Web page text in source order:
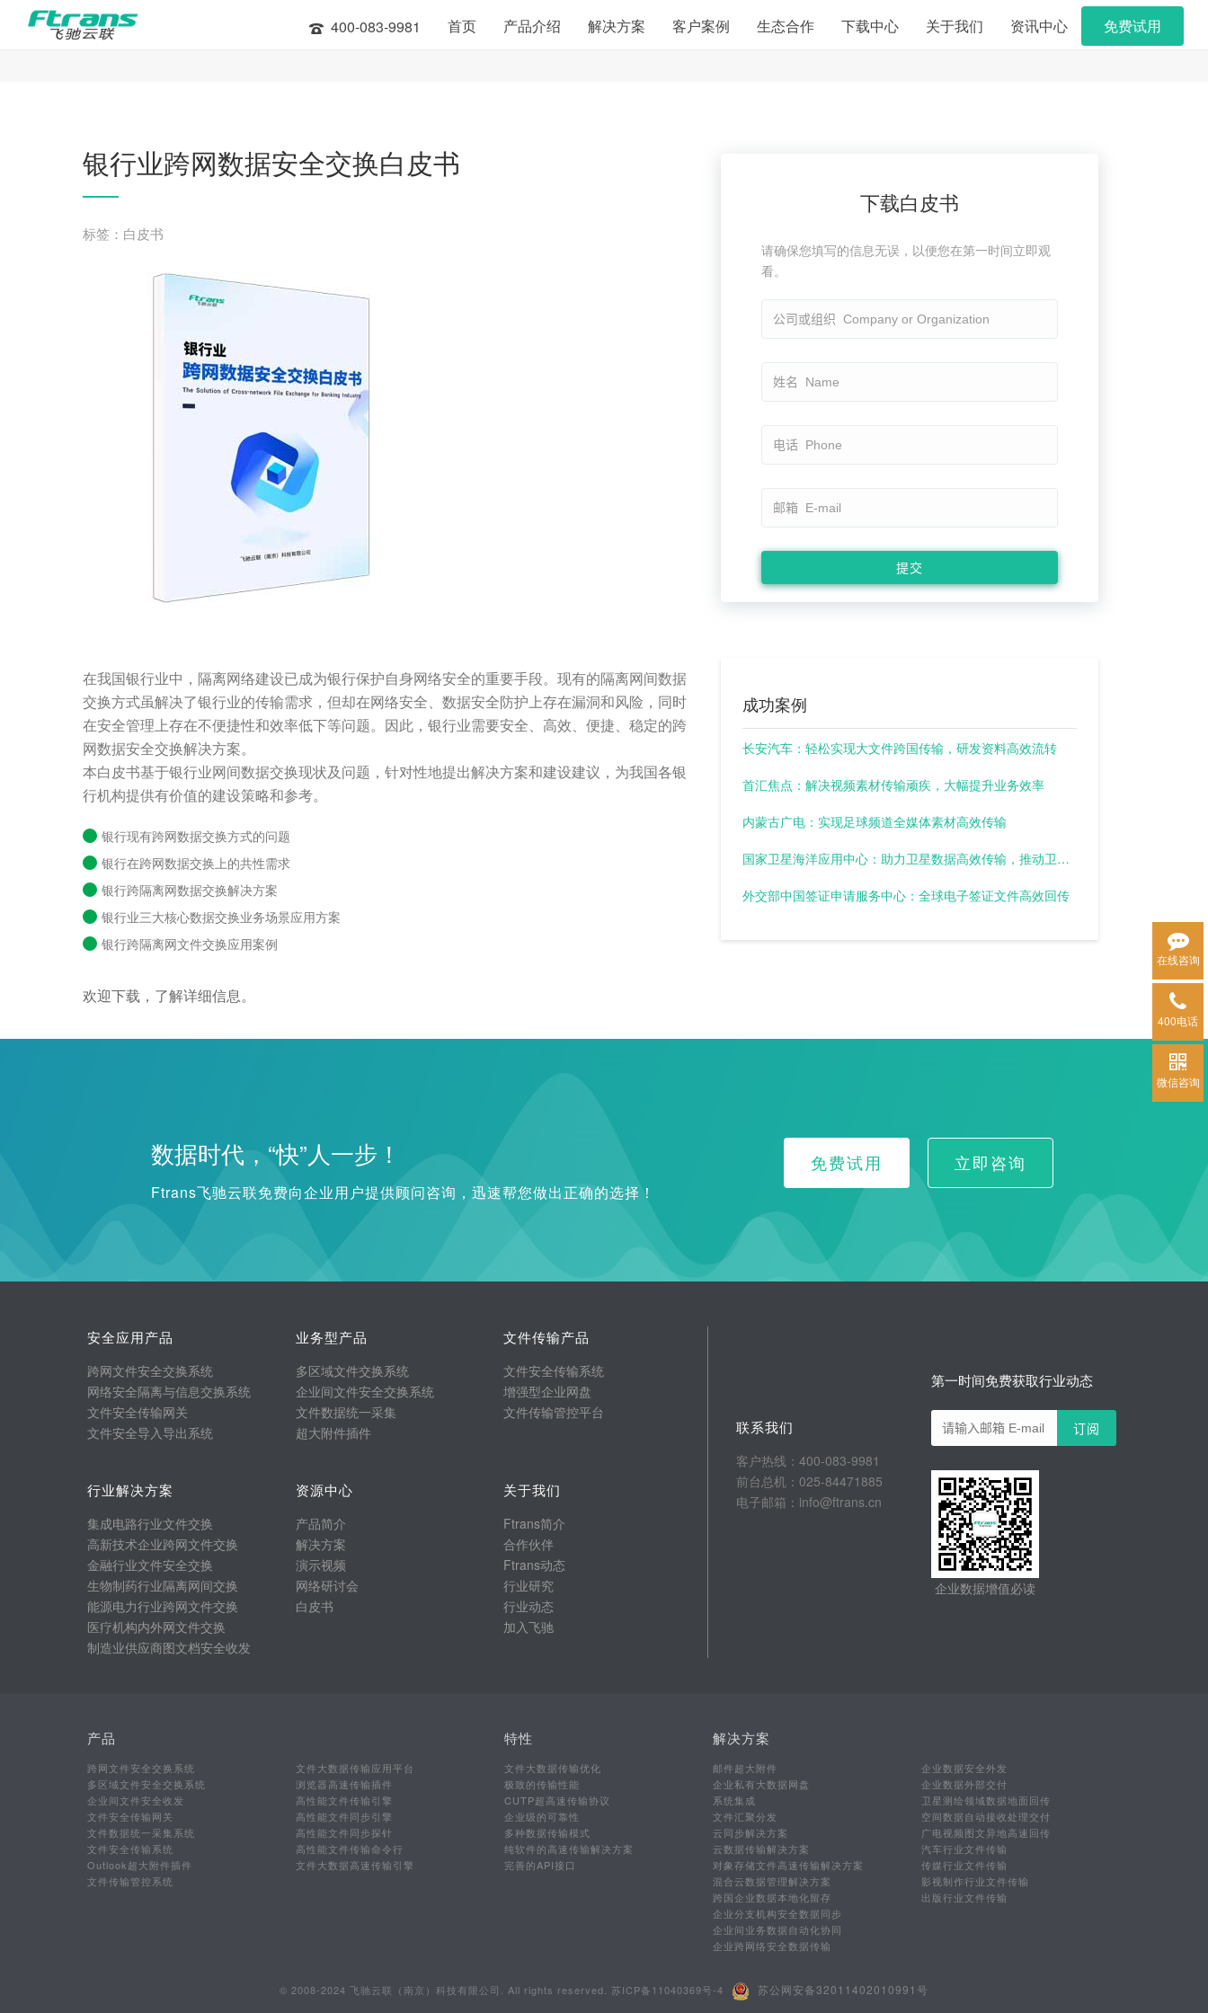
400-083-9981 首页 产品介绍 解决方案 客户案例 生态合作 下载中心 关于我们 资讯中心 免费试用
银行业跨网数据安全交换白皮书
标签：白皮书
下载白皮书
请确保您填写的信息无误，以便您在第一时间立即观
看。
在我国银行业中，隔离网络建设已成为银行保护自身网络安全的重要手段。现有的隔离网间数据
交换方式虽解决了银行业的传输需求，但却在网络安全、数据安全防护上存在漏洞和风险，同时
在安全管理上存在不便捷性和效率低下等问题。因此，银行业需要安全、高效、便捷、稳定的跨
网数据安全交换解决方案。
本白皮书基于银行业网间数据交换现状及问题，针对性地提出解决方案和建设建议，为我国各银
行机构提供有价值的建设策略和参考。
银行现有跨网数据交换方式的问题
银行在跨网数据交换上的共性需求
银行跨隔离网数据交换解决方案
银行业三大核心数据交换业务场景应用方案
银行跨隔离网文件交换应用案例
欢迎下载，了解详细信息。
成功案例
长安汽车：轻松实现大文件跨国传输，研发资料高效流转
首汇焦点：解决视频素材传输顽疾，大幅提升业务效率
内蒙古广电：实现足球频道全媒体素材高效传输
国家卫星海洋应用中心：助力卫星数据高效传输，推动卫星应用快速发展
外交部中国签证申请服务中心：全球电子签证文件高效回传
数据时代，“快”人一步！
Ftrans飞驰云联免费向企业用户提供顾问咨询，迅速帮您做出正确的选择！
免费试用 立即咨询
在线咨询
400电话
微信咨询
安全应用产品
跨网文件安全交换系统
网络安全隔离与信息交换系统
文件安全传输网关
文件安全导入导出系统
业务型产品
多区域文件交换系统
企业间文件安全交换系统
文件数据统一采集
超大附件插件
文件传输产品
文件安全传输系统
增强型企业网盘
文件传输管控平台
行业解决方案
集成电路行业文件交换
高新技术企业跨网文件交换
金融行业文件安全交换
生物制药行业隔离网间交换
能源电力行业跨网文件交换
医疗机构内外网文件交换
制造业供应商图文档安全收发
资源中心
产品简介
解决方案
演示视频
网络研讨会
白皮书
关于我们
Ftrans简介
合作伙伴
Ftrans动态
行业研究
行业动态
加入飞驰
联系我们
客户热线：400-083-9981
前台总机：025-84471885
电子邮箱：info@ftrans.cn
第一时间免费获取行业动态
企业数据增值必读
产品
跨网文件安全交换系统
多区域文件安全交换系统
企业间文件安全收发
文件安全传输网关
文件数据统一采集系统
文件安全传输系统
Outlook超大附件插件
文件传输管控系统
文件大数据传输应用平台
浏览器高速传输插件
高性能文件传输引擎
高性能文件同步引擎
高性能文件同步探针
高性能文件传输命令行
文件大数据高速传输引擎
特性
文件大数据传输优化
极致的传输性能
CUTP超高速传输协议
企业级的可靠性
多种数据传输模式
纯软件的高速传输解决方案
完善的API接口
解决方案
邮件超大附件
企业私有大数据网盘
系统集成
文件汇聚分发
云同步解决方案
云数据传输解决方案
对象存储文件高速传输解决方案
混合云数据管理解决方案
跨国企业数据本地化留存
企业分支机构安全数据同步
企业间业务数据自动化协同
企业跨网络安全数据传输
企业数据安全外发
企业数据外部交付
卫星测绘领域数据地面回传
空间数据自动接收处理交付
广电视频图文异地高速回传
汽车行业文件传输
传媒行业文件传输
影视制作行业文件传输
出版行业文件传输
© 2008-2024 飞驰云联（南京）科技有限公司. All rights reserved. 苏ICP备11040369号-4 苏公网安备32011402010991号